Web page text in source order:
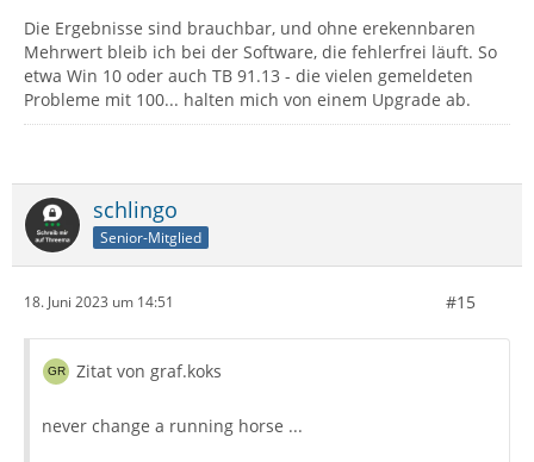
Die Ergebnisse sind brauchbar, und ohne erekennbaren
Mehrwert bleib ich bei der Software, die fehlerfrei läuft. So
etwa Win 10 oder auch TB 91.13 - die vielen gemeldeten
Probleme mit 100... halten mich von einem Upgrade ab.
schlingo
Senior-Mitglied
18. Juni 2023 um 14:51 #15
Zitat von graf.koks
never change a running horse ...